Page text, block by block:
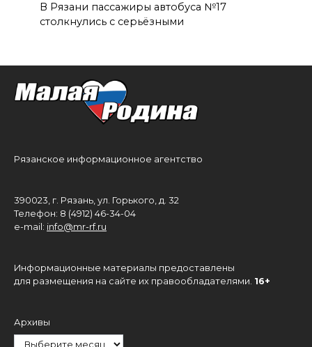
В Рязани пассажиры автобуса №17
столкнулись с серьёзными
Рязанское информационное агентство
390023, г. Рязань, ул. Горького, д. 32
Телефон: 8 (4912) 46-34-04
e-mail: info@mr-rf.ru
Информационные материалы предоставлены
для размещения на сайте их правообладателями. 16+
Архивы